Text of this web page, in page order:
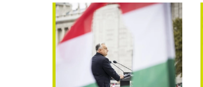
na de Tweede Wereldoorlog, zegt
Emmie Kollau. Zij is een van de
makers van een...